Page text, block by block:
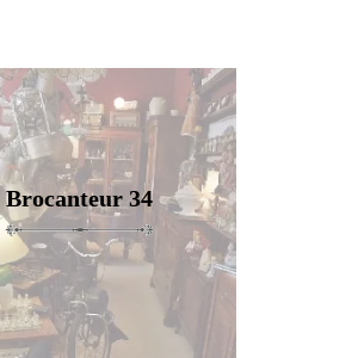
Brocanteur 34